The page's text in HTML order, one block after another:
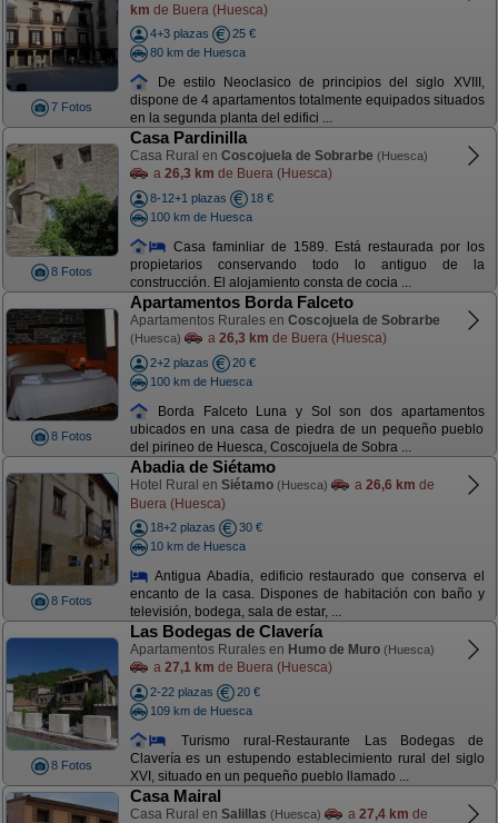
7 Fotos
km de Buera (Huesca)
4+3 plazas
25 €
80 km de Huesca
De estilo Neoclasico de principios del siglo XVIII,
dispone de 4 apartamentos totalmente equipados situados
en la segunda planta del edifici ...
8 Fotos
Casa Pardinilla
Casa Rural en Coscojuela de Sobrarbe (Huesca)
a 26,3 km de Buera (Huesca)
8-12+1 plazas
18 €
100 km de Huesca
Casa faminliar de 1589. Está restaurada por los
propietarios conservando todo lo antiguo de la
construcción. El alojamiento consta de cocia ...
8 Fotos
Apartamentos Borda Falceto
Apartamentos Rurales en Coscojuela de Sobrarbe
(Huesca) a 26,3 km de Buera (Huesca)
2+2 plazas
20 €
100 km de Huesca
Borda Falceto Luna y Sol son dos apartamentos
ubicados en una casa de piedra de un pequeño pueblo
del pirineo de Huesca, Coscojuela de Sobra ...
8 Fotos
Abadia de Siétamo
Hotel Rural en Siétamo (Huesca) a 26,6 km de
Buera (Huesca)
18+2 plazas
30 €
10 km de Huesca
Antigua Abadia, edificio restaurado que conserva el
encanto de la casa. Dispones de habitación con baño y
televisión, bodega, sala de estar, ...
8 Fotos
Las Bodegas de Clavería
Apartamentos Rurales en Humo de Muro (Huesca)
a 27,1 km de Buera (Huesca)
2-22 plazas
20 €
109 km de Huesca
Turismo rural-Restaurante Las Bodegas de
Clavería es un estupendo establecimiento rural del siglo
XVI, situado en un pequeño pueblo llamado ...
Casa Mairal
Casa Rural en Salillas (Huesca) a 27,4 km de